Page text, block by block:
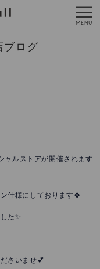
ブログ
ャルストアが開催されます
仕様にしております🍀
た✨
さいませ💕